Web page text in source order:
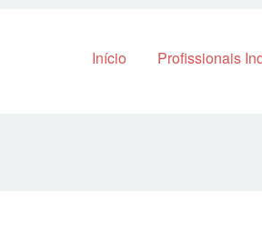
Skip to content
Início Profissionais